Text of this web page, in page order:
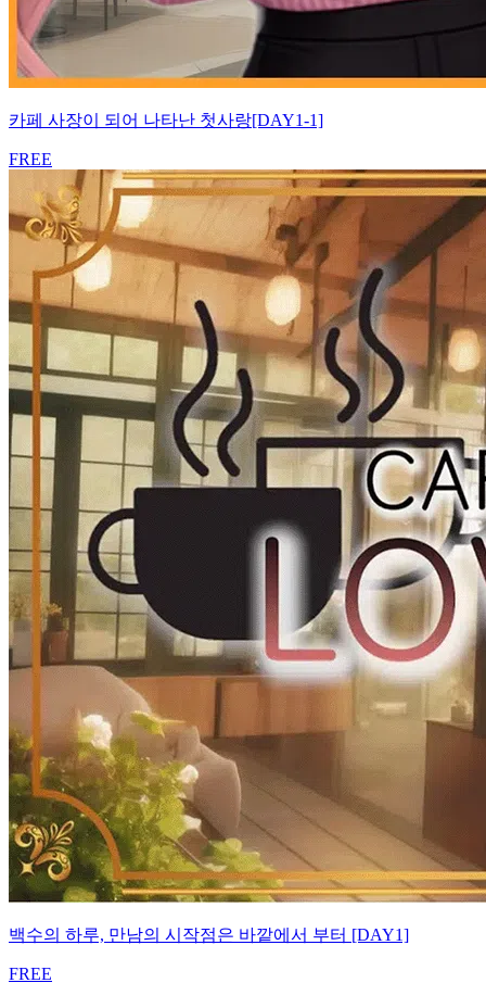
카페 사장이 되어 나타난 첫사랑[DAY1-1]
FREE
백수의 하루, 만남의 시작점은 바깥에서 부터 [DAY1]
FREE